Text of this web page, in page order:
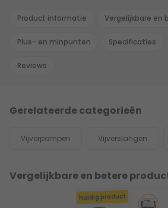
Product informatie Vergelijkbare en
Plus- en minpunten Specificaties
Reviews
Gerelateerde categorieën
Vijverpompen Vijverslangen
Vergelijkbare en betere
huidig product